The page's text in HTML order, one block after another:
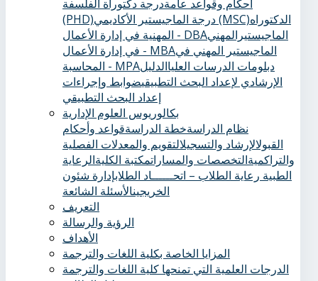
احكام وقواعد عامةدرجة دكتوراة الفلسفة
(PHD)
درجة الماجيستير الأكاديمي (MSC)الدكتوراه
المهنية في إدارة الأعمال - DBAالماجيستيرالمهني
في إدارة الأعمال - MBAالماجيستير المهني في
المحاسبة - MPA
دبلومات الدرسات العلياالدليل
الإرشادي لإعداد البحث التطبيقيضوابط وإجراءات
إعداد البحث التطبيقي
بكالوريوس العلوم الإدارية
نظام الدراسةخطة الدراسةقواعد وأحكام
القبولالإرشاد والتسجيلالتقويم والمعدلات الفصلية
والتراكميةالتخصصات والمساراتمكتبة الكليةالرعاية
الطبية ‏ رعاية الطلاب – اتحــــــاد الطلابإدارة شئون
الخريجينالأسئلة الشائعة
التعريف
الرؤية والرسالة
الأهداف
المزايا الخاصة بكلية اللغات والترجمة
الدرجات العلمية التي تمنحها كلية اللغات والترجمة